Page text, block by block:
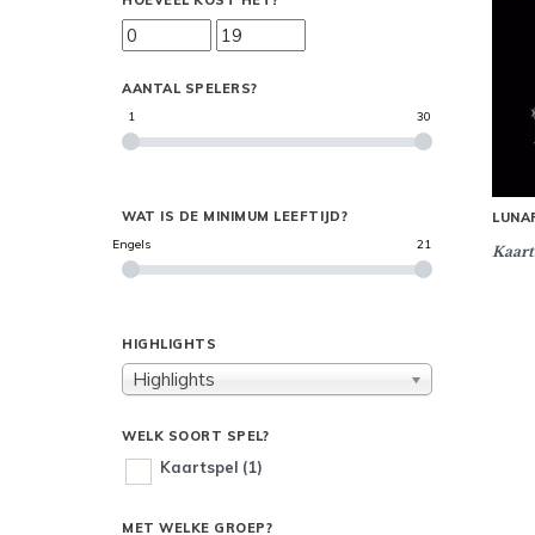
AANTAL SPELERS?
1 30
WAT IS DE MINIMUM LEEFTIJD?
Engels 21
HIGHLIGHTS
Highlights
WELK SOORT SPEL?
Kaartspel (1)
MET WELKE GROEP?